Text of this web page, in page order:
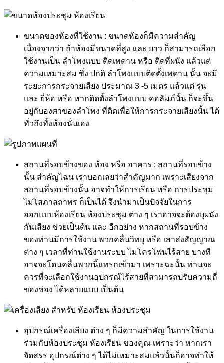
ขนาดของห้องที่ใช้งาน : ขนาดห้องก็มีความสำคัญ
เนื่องจากว่า ถ้าห้องมีขนาดที่สูง และ ยาว ก็สามารถเลือก
ใช้งานเป็น ลำโพงแบบ ติดเพดาน หรือ ติดที่ผนัง แล้วแต่
ความเหมาะสม ซึ่ง ปกติ ลำโพงแบบติดตั้งเพดาน นั้น จะมี
ระยะการกระจายเสียง ประมาณ 3 -5 เมตร แล้วแต่ รุ่น
และ ยี่ห้อ หรือ หากติดตั้งลำโพงแบบ คอลัมภ์นั้น ก็จะขึ้น
อยู่กับองศาของลำโพง ที่ติดเพื่อให้การกระจายเสียงนั้น ได้
ทั่วถึงทั้งห้องนั่นเอง
สถานที่รอบข้างของ ห้อง หรือ อาคาร : สถานที่รอบข้าง
นั้น สำคัญไฉน เราบอกเลยว่าสำคัญมาก เพราะเสียงจาก
สถานที่รอบข้างนั้น อาจทำให้การเรียน หรือ การประชุม
ไม่โสภาสถาพร ก็เป็นได้ จึงนำมาเป็นปัจจัยในการ
ออกแบบห้องเรียน ห้องประชุม ต่าง ๆ เราอาจจะต้องบุผนัง
กันเสียง ช่วยเป็นต้น และ อีกอย่าง หากสถานที่รอบข้าง
ของท่านมีการใช้งาน พวกคลื่นวิทยุ หรือ เสาส่งสัญญาณ
ต่าง ๆ เวลาที่ท่านใช้งานระบบ ไมโครโฟนไร้สาย บางที
อาจจะโดนคลื่นพวกนี้แทรกเข้ามา เพราะฉะนั้น ท่านจะ
ควรที่จะเลือกใช้งานอุปกรณ์ไร้สายที่สามารถปรับความถี่
ของช่อง ได้หลายแบบ เป็นต้น
อุปกรณ์เครื่องเสียง ต่าง ๆ ก็มีความสำคัญ ในการใช้งาน
ร่วมกับห้องประชุม ห้องเรียน ของคุณ เพราะว่า หากเรา
จัดสรร อุปกรณ์ต่าง ๆ ได้ไม่เหมาะสมแล้วนั้นก็อาจทำให้